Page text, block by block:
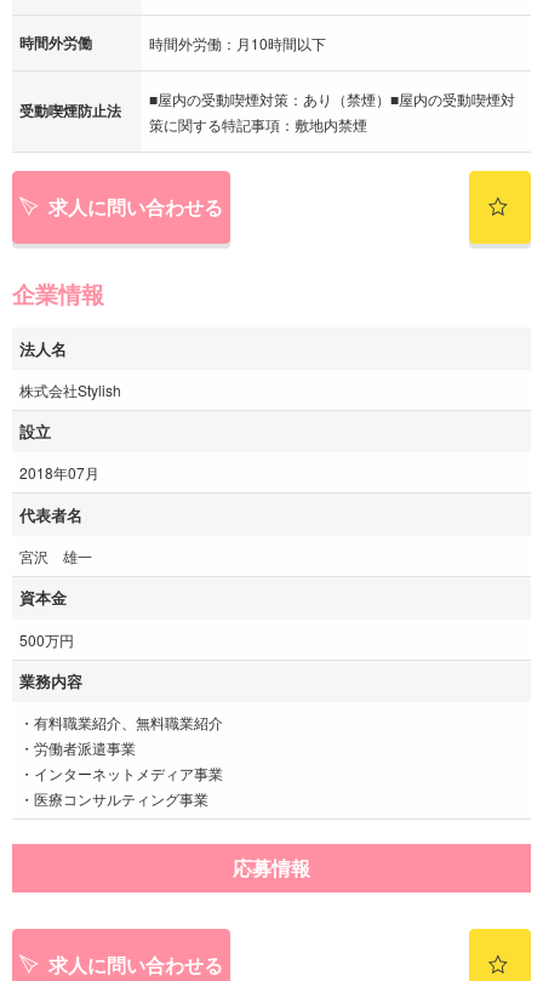
時間外労働 時間外労働：月10時間以下
受動喫煙防止法
■屋内の受動喫煙対策：あり（禁煙）■屋内の受動喫煙対
策に関する特記事項：敷地内禁煙
求人に問い合わせる
企業情報
法人名
株式会社Stylish
設立
2018年07月
代表者名
宮沢 雄一
資本金
500万円
業務内容
・有料職業紹介、無料職業紹介
・労働者派遣事業
・インターネットメディア事業
・医療コンサルティング事業
応募情報
求人に問い合わせる